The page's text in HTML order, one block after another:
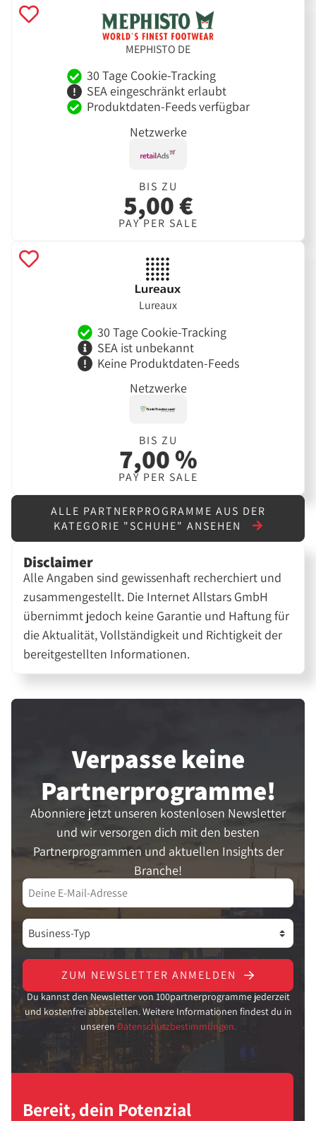
MEPHISTO DE
30 Tage Cookie-Tracking
SEA eingeschränkt erlaubt
Produktdaten-Feeds verfügbar
Netzwerke
BIS ZU
5,00 €
PAY PER SALE
Lureaux
30 Tage Cookie-Tracking
SEA ist unbekannt
Keine Produktdaten-Feeds
Netzwerke
BIS ZU
7,00 %
PAY PER SALE
ALLE PARTNERPROGRAMME AUS DER
KATEGORIE "SCHUHE" ANSEHEN
Disclaimer
Alle Angaben sind gewissenhaft recherchiert und
zusammengestellt. Die Internet Allstars GmbH
übernimmt jedoch keine Garantie und Haftung für
die Aktualität, Vollständigkeit und Richtigkeit der
bereitgestellten Informationen.
Verpasse keine
Partner­programme!
Abonniere jetzt unseren kostenlosen Newsletter
und wir versorgen dich mit den besten
Partnerprogrammen und aktuellen Insights der
Branche!
ZUM NEWSLETTER ANMELDEN
Du kannst den Newsletter von 100partnerprogramme jederzeit
und kostenfrei abbestellen. Weitere Informationen findest du in
unseren Datenschutzbestimmungen.
Bereit, dein Potenzial